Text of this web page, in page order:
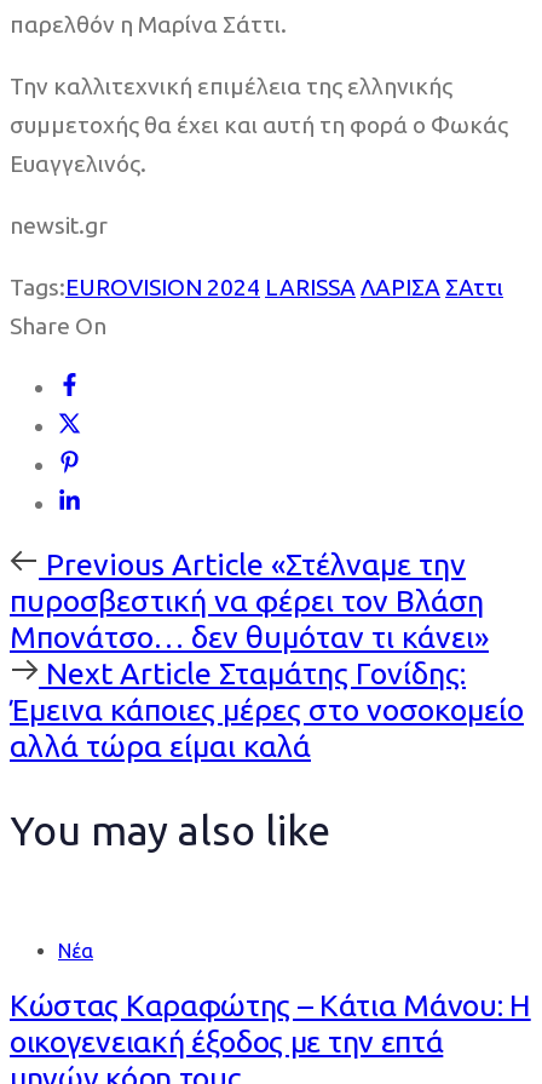
παρελθόν η Μαρίνα Σάττι.
Την καλλιτεχνική επιμέλεια της ελληνικής
συμμετοχής θα έχει και αυτή τη φορά ο Φωκάς
Ευαγγελινός.
newsit.gr
Tags:EUROVISION 2024 LARISSA ΛΑΡΙΣΑ ΣΑττι
Share On
Previous
Article
Previous Article «Στέλναμε την
πυροσβεστική να φέρει τον Βλάση
Μπονάτσο… δεν θυμόταν τι κάνει»
Next
Article
Next Article Σταμάτης Γονίδης:
Έμεινα κάποιες μέρες στο νοσοκομείο
αλλά τώρα είμαι καλά
You may also like
Νέα
Κώστας Καραφώτης – Κάτια Μάνου: Η
οικογενειακή έξοδος με την επτά